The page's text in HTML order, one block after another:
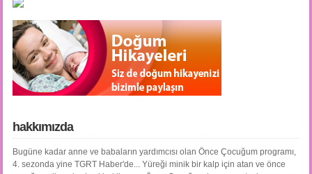
hakkımızda
Bugüne kadar anne ve babaların yardımcısı olan Önce Çocuğum programı,
4. sezonda yine TGRT Haber'de... Yüreği minik bir kalp için atan ve önce